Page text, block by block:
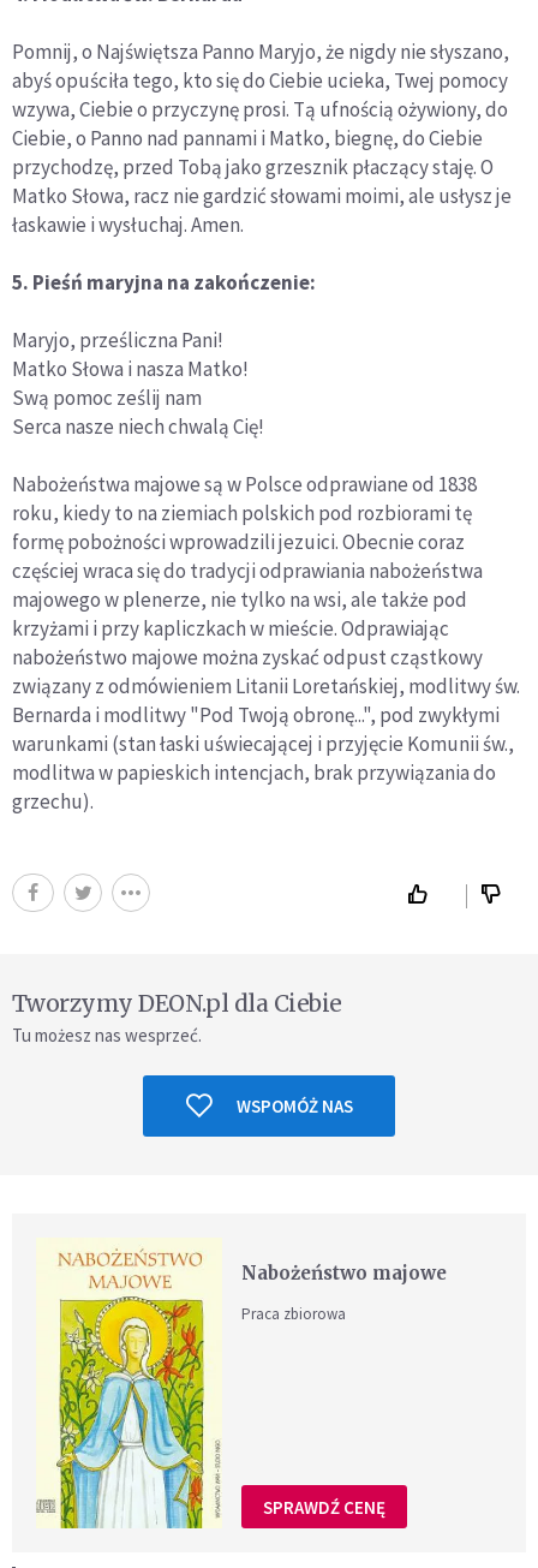
Pomnij, o Najświętsza Panno Maryjo, że nigdy nie słyszano,
abyś opuściła tego, kto się do Ciebie ucieka, Twej pomocy
wzywa, Ciebie o przyczynę prosi. Tą ufnością ożywiony, do
Ciebie, o Panno nad pannami i Matko, biegnę, do Ciebie
przychodzę, przed Tobą jako grzesznik płaczący staję. O
Matko Słowa, racz nie gardzić słowami moimi, ale usłysz je
łaskawie i wysłuchaj. Amen.
5. Pieśń maryjna na zakończenie:
Maryjo, prześliczna Pani!
Matko Słowa i nasza Matko!
Swą pomoc ześlij nam
Serca nasze niech chwalą Cię!
Nabożeństwa majowe są w Polsce odprawiane od 1838
roku, kiedy to na ziemiach polskich pod rozbiorami tę
formę pobożności wprowadzili jezuici. Obecnie coraz
częściej wraca się do tradycji odprawiania nabożeństwa
majowego w plenerze, nie tylko na wsi, ale także pod
krzyżami i przy kapliczkach w mieście. Odprawiając
nabożeństwo majowe można zyskać odpust cząstkowy
związany z odmówieniem Litanii Loretańskiej, modlitwy św.
Bernarda i modlitwy "Pod Twoją obronę...", pod zwykłymi
warunkami (stan łaski uświecającej i przyjęcie Komunii św.,
modlitwa w papieskich intencjach, brak przywiązania do
grzechu).
Tworzymy DEON.pl dla Ciebie
Tu możesz nas wesprzeć.
WSPOMÓŻ NAS
Nabożeństwo majowe
Praca zbiorowa
SPRAWDŹ CENĘ